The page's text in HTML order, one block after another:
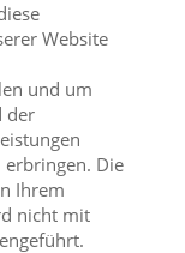
Website
und um
der
erbringen. Die
Ihrem
nicht mit